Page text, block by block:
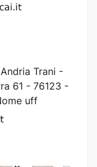
Trani -
61 - 76123 -
uff